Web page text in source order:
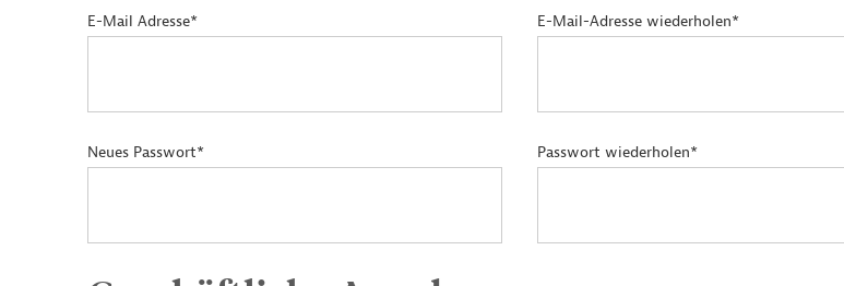
E-Mail Adresse* E-Mail-Adresse wiederholen*
Neues Passwort* Passwort wiederholen*